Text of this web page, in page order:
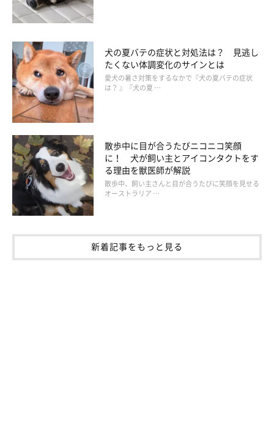
――物や人以外では、ほかの犬のニオイを嗅ごうとする行動につ
いてどんな理由がありますか？
岡本先生：「ほかの犬のニオイを嗅ごうとする場面では、『友好
的なコなのかな？ 』『仲良くできるかな？ 』『どのようなコ
なのか知りたいな』などの他に、知り合いになるための犬の挨拶
をするために体やおしりのニオイを嗅いだり、お互いに嗅ぎ合う
行動がみられます。」
犬のニオイ嗅ぎはどれも同じ行動にみえますが、それぞれに目的
があって多くの情報を嗅覚から得ているとのこと。愛犬がニオイ
を嗅いでいるとき、どんな気持ちなのかを考えてみてはいかがで
しょうか。
（監修：いぬのきもち獣医師相談室獣医師・岡本りさ先生）
犬の夏バテの症状と対処法は？ 見逃し
たくない体調変化のサインとは
愛犬の暑さ対策をするなかで『犬の夏バテの症状
は？ 』『犬の夏 …
散歩中に目が合うたびニコニコ笑顔
に！ 犬が飼い主とアイコンタクトをす
る理由を獣医師が解説
散歩中、飼い主さんと目が合うたびに笑顔を見せる
オーストラリア …
新着記事をもっと見る